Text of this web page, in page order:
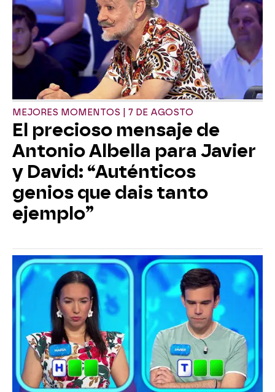
MEJORES MOMENTOS | 7 DE AGOSTO
El precioso mensaje de
Antonio Albella para Javier
y David: “Auténticos
genios que dais tanto
ejemplo”